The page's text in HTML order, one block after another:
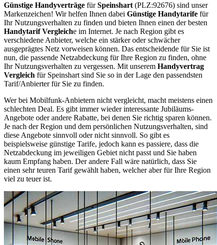
Günstige Handyverträge fürSpeinshart (PLZ:92676) sind unser
Markenzeichen! Wir helfen Ihnen dabei Günstige Handytarife für
Ihr Nutzungsverhalten zu finden und bieten Ihnen einen der besten
Handytarif Vergleiche im Internet. Je nach Region gibt es
verschiedene Anbieter, welche ein stärker oder schwächer
ausgeprägtes Netz vorweisen können. Das entscheidende für Sie ist
nun, die passende Netzabdeckung für Ihre Region zu finden, ohne
Ihr Nutzungsverhalten zu vergessen. Mit unserem Handyvertrag
Vergleich für Speinshart sind Sie so in der Lage den passendsten
Tarif/Anbierter für Sie zu finden.
Wer bei Mobilfunk-Anbietern nicht vergleicht, macht meistens einen
schlechten Deal. Es gibt immer wieder interessante Jubiläums-
Angebote oder andere Rabatte, bei denen Sie richtig sparen können.
Je nach der Region und dem persönlichen Nutzungsverhalten, sind
diese Angebote sinnvoll oder nicht sinnvoll. So gibt es
beispielsweise günstige Tarife, jedoch kann es passiere, dass die
Netzabdeckung im jeweiligen Gebiet nicht passt und Sie haben
kaum Empfang haben. Der andere Fall wäre natürlich, dass Sie
einen sehr teuren Tarif gewählt haben, welcher aber für Ihre Region
viel zu teuer ist.